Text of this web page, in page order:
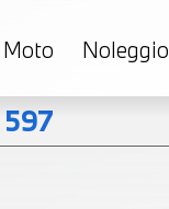
Moto Noleggio
597